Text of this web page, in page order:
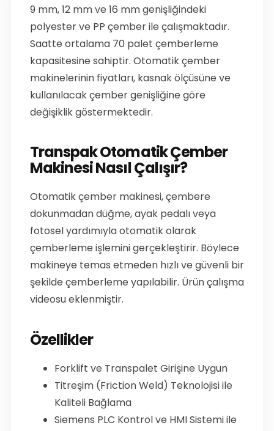
9 mm, 12 mm ve 16 mm genişliğindeki
polyester ve PP çember ile çalışmaktadır.
Saatte ortalama 70 palet çemberleme
kapasitesine sahiptir. Otomatik çember
makinelerinin fiyatları, kasnak ölçüsüne ve
kullanılacak çember genişliğine göre
değişiklik göstermektedir.
Transpak Otomatik Çember
Makinesi Nasıl Çalışır?
Otomatik çember makinesi, çembere
dokunmadan düğme, ayak pedalı veya
fotosel yardımıyla otomatik olarak
çemberleme işlemini gerçekleştirir. Böylece
makineye temas etmeden hızlı ve güvenli bir
şekilde çemberleme yapılabilir. Ürün çalışma
videosu eklenmiştir.
Özellikler
Forklift ve Transpalet Girişine Uygun
Titreşim (Friction Weld) Teknolojisi ile
Kaliteli Bağlama
Siemens PLC Kontrol ve HMI Sistemi ile